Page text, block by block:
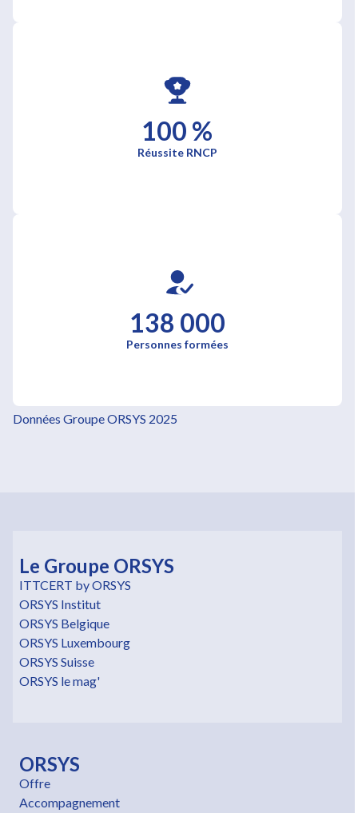
100 %
Réussite RNCP
138 000
Personnes formées
Données Groupe ORSYS 2025
Le Groupe ORSYS
ITTCERT by ORSYS
ORSYS Institut
ORSYS Belgique
ORSYS Luxembourg
ORSYS Suisse
ORSYS le mag'
ORSYS
Offre
Accompagnement